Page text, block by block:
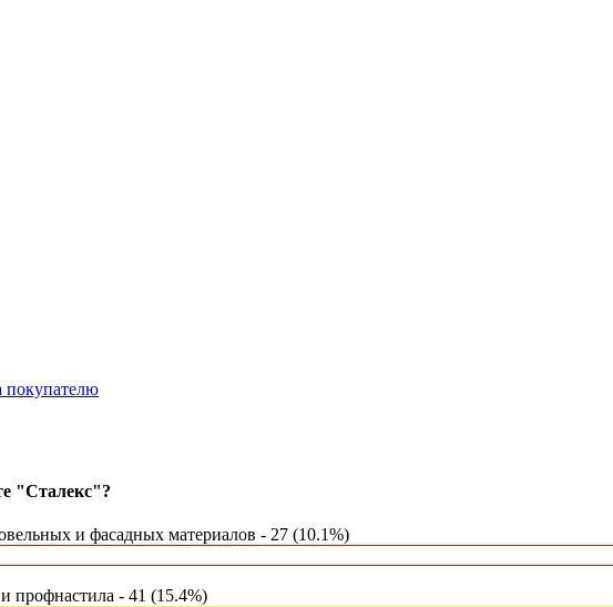
покупателю
"Сталекс"?
и фасадных материалов - 27 (10.1%)
профнастила - 41 (15.4%)